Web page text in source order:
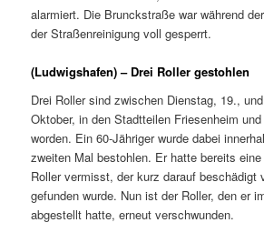
alarmiert. Die Brunckstraße war während
der Straßenreinigung voll gesperrt.
(Ludwigshafen) – Drei Roller gestohlen
Drei Roller sind zwischen Dienstag, 19.,
Oktober, in den Stadtteilen Friesenheim
worden. Ein 60-Jähriger wurde dabei
zweiten Mal bestohlen. Er hatte bereits
Roller vermisst, der kurz darauf beschädigt
gefunden wurde. Nun ist der Roller, den er
abgestellt hatte, erneut verschwunden.